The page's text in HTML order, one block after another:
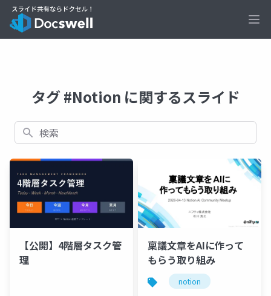
タグ #Notion に関するスライド
検索
【公開】4階層タスク管
理
稟議文章をAIに作って
もらう取り組み
notion